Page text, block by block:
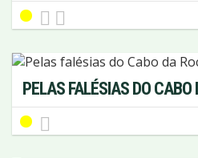
PELAS FALÉSIAS DO CABO